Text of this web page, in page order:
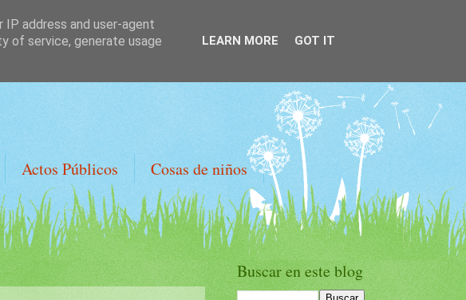
Actos Públicos Cosas de niños
Buscar en este blog
address and user-agent
of service, generate usage
LEARN MORE GOT IT